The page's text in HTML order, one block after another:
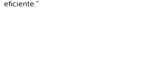
eficiente.”